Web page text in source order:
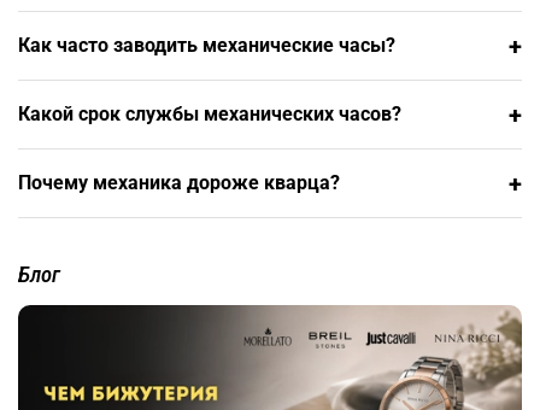
минуты, секунды. Усложнения включают календарь, фазы
луны, запас хода Особая категория — скелетоны Aerowatch,
где механизм становится главным элементом дизайна.
Швейцарские калибры ЕТА (ETA) и Селлита (Sellita)
обеспечивают точность ±20 секунд в сутки при регулярном
обслуживании.
Как часто заводить механические часы? +
Какой срок службы механических часов? +
Почему механика дороже кварца? +
Блог